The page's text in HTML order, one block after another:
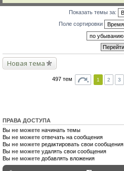
Показать темы за:
Поле сортировки
Новая тема
497 тем 1 2 3
ПРАВА ДОСТУПА
Вы не можете начинать темы
Вы не можете отвечать на сообщения
Вы не можете редактировать свои сообщения
Вы не можете удалять свои сообщения
Вы не можете добавлять вложения